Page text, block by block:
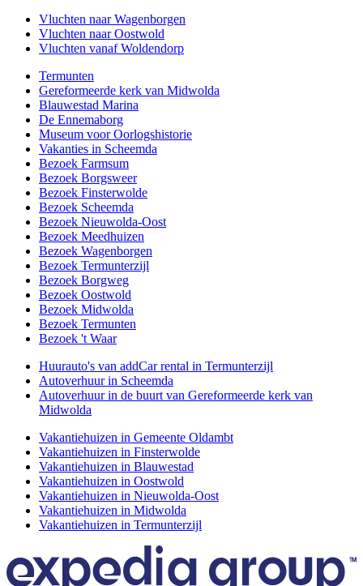
Vluchten naar Wagenborgen
Vluchten naar Oostwold
Vluchten vanaf Woldendorp
Termunten
Gereformeerde kerk van Midwolda
Blauwestad Marina
De Ennemaborg
Museum voor Oorlogshistorie
Vakanties in Scheemda
Bezoek Farmsum
Bezoek Borgsweer
Bezoek Finsterwolde
Bezoek Scheemda
Bezoek Nieuwolda-Oost
Bezoek Meedhuizen
Bezoek Wagenborgen
Bezoek Termunterzijl
Bezoek Borgweg
Bezoek Oostwold
Bezoek Midwolda
Bezoek Termunten
Bezoek 't Waar
Huurauto's van addCar rental in Termunterzijl
Autoverhuur in Scheemda
Autoverhuur in de buurt van Gereformeerde kerk van
Midwolda
Vakantiehuizen in Gemeente Oldambt
Vakantiehuizen in Finsterwolde
Vakantiehuizen in Blauwestad
Vakantiehuizen in Oostwold
Vakantiehuizen in Nieuwolda-Oost
Vakantiehuizen in Midwolda
Vakantiehuizen in Termunterzijl